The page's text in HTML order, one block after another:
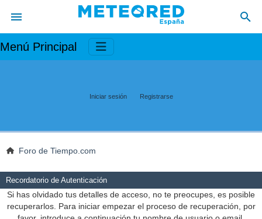
Menú Principal
Iniciar sesión Registrarse
Foro de Tiempo.com
Recordatorio de Autenticación
Si has olvidado tus detalles de acceso, no te preocupes, es posible
recuperarlos. Para iniciar empezar el proceso de recuperación, por